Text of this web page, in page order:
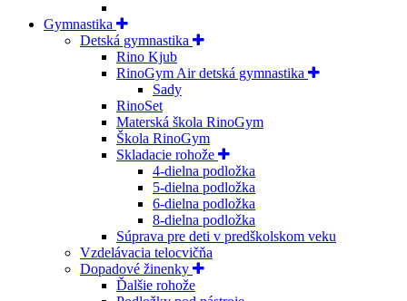
Gymnastika
Detská gymnastika
Rino Kjub
RinoGym Air detská gymnastika
Sady
RinoSet
Materská škola RinoGym
Škola RinoGym
Skladacie rohože
4-dielna podložka
5-dielna podložka
6-dielna podložka
8-dielna podložka
Súprava pre deti v predškolskom veku
Vzdelávacia telocvičňa
Dopadové žinenky
Ďalšie rohože